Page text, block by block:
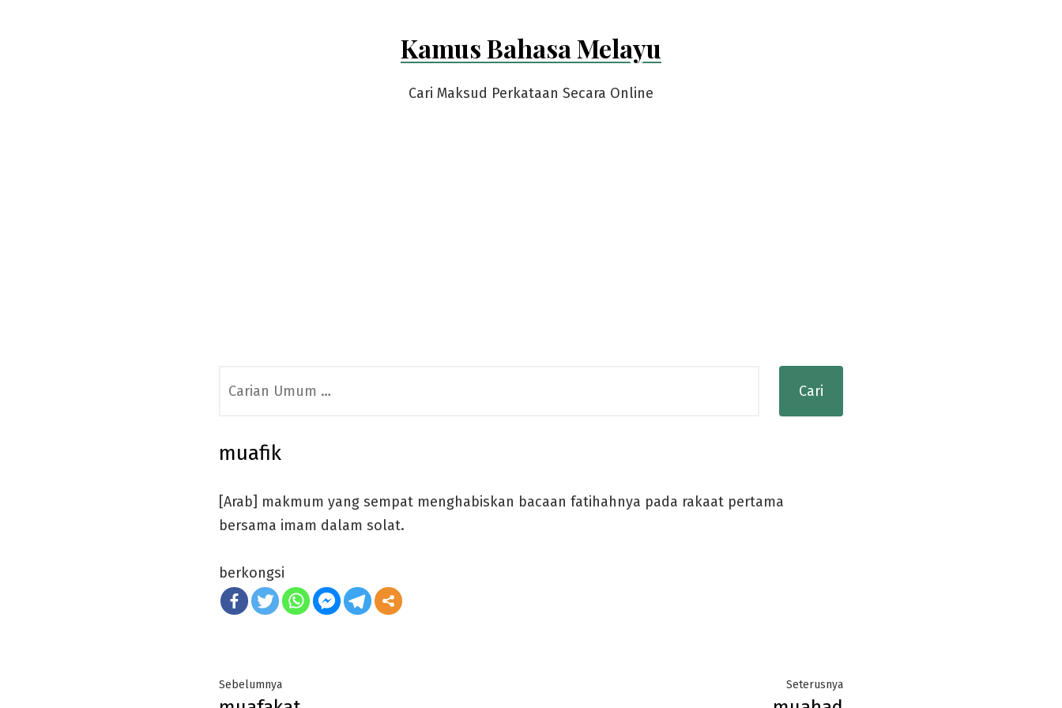
Kamus Bahasa Melayu
Cari Maksud Perkataan Secara Online
for:
muafik
[Arab] makmum yang sempat menghabiskan bacaan fatihahnya pada rakaat pertama
bersama imam dalam solat.
berkongsi
Post
SebelumnyaPrevious
SeterusnyaNext